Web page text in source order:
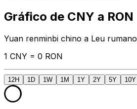
Gráfico de CNY a RON
Yuan renminbi chino a Leu rumano
1 CNY = 0 RON
12H 1D 1W 1M 1Y 2Y 5Y 10Y